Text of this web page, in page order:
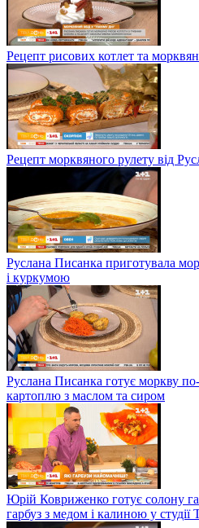
Рецепт рисових котлет та
Рецепт морквяного рулету від
Руслана Писанка приготувала
і куркумою
Руслана Писанка готує моркву по-
картоплю з маслом та сиром
Юрій Ковриженко готує солону
гарбуз з медом і калиною у студії